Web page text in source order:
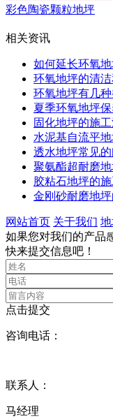
彩色陶瓷颗粒地坪
相关资讯
如何延长环氧
环氧地坪的清
环氧地坪有几
夏季环氧地坪
固化地坪的施
水泥基自流平
透水地坪常见
聚氨酯超耐磨
胶粘石地坪的
金刚砂耐磨地
网站首页 关于我们
如果您对我们的产品
快来提交信息吧！
点击提交
咨询电话：
联系人：
马经理